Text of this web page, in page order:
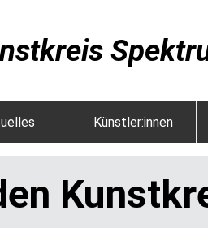
Künstler:innen